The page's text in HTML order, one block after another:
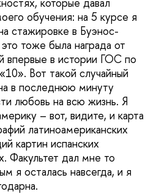
обучения: на 5 курсе я
стажировке в Буэнос-
тоже была награда от
впервые в истории ГОС по
Вот такой случайный
в последнюю минуту
любовь на всю жизнь. Я
– вот, видите, и карта
латиноамериканских
картин испанских
Факультет дал мне то
я осталась навсегда, и я